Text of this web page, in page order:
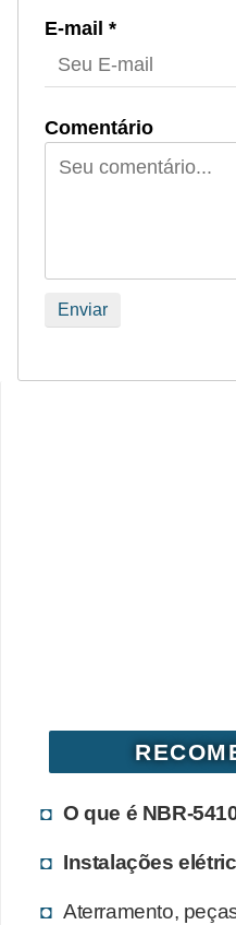
E-mail *
Comentário
O que é NBR-
Instalações
Aterramento,